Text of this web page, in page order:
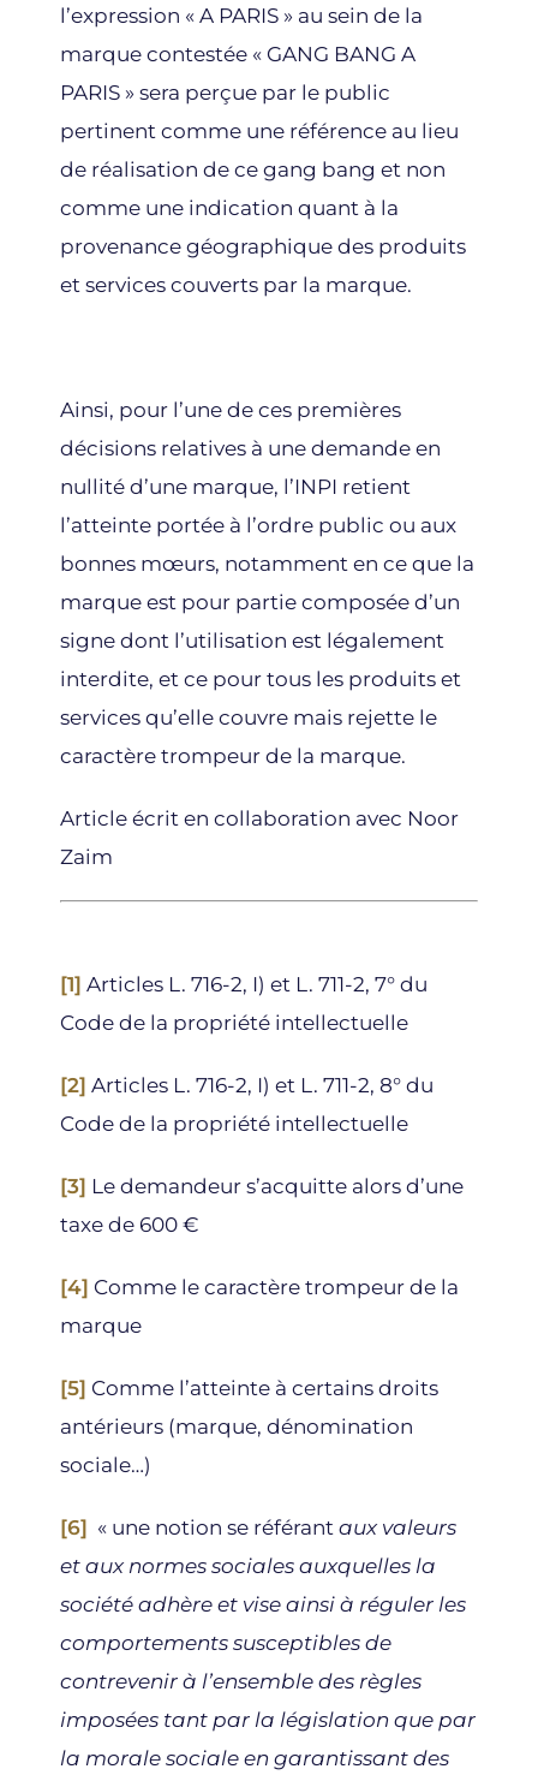
l’expression « A PARIS » au sein de la
marque contestée « GANG BANG A
PARIS » sera perçue par le public
pertinent comme une référence au lieu
de réalisation de ce gang bang et non
comme une indication quant à la
provenance géographique des produits
et services couverts par la marque.
Ainsi, pour l’une de ces premières
décisions relatives à une demande en
nullité d’une marque, l’INPI retient
l’atteinte portée à l’ordre public ou aux
bonnes mœurs, notamment en ce que la
marque est pour partie composée d’un
signe dont l’utilisation est légalement
interdite, et ce pour tous les produits et
services qu’elle couvre mais rejette le
caractère trompeur de la marque.
Article écrit en collaboration avec Noor
Zaim
[1] Articles L. 716-2, I) et L. 711-2, 7° du
Code de la propriété intellectuelle
[2] Articles L. 716-2, I) et L. 711-2, 8° du
Code de la propriété intellectuelle
[3] Le demandeur s’acquitte alors d’une
taxe de 600 €
[4] Comme le caractère trompeur de la
marque
[5] Comme l’atteinte à certains droits
antérieurs (marque, dénomination
sociale…)
[6] « une notion se référant aux valeurs
et aux normes sociales auxquelles la
société adhère et vise ainsi à réguler les
comportements susceptibles de
contrevenir à l’ensemble des règles
imposées tant par la législation que par
la morale sociale en garantissant des